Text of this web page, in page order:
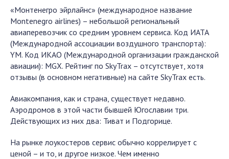
«Монтенегро эйрлайнс» (международное название
Montenegro airlines) – небольшой региональный
авиаперевозчик со средним уровнем сервиса. Код ИАТА
(Международной ассоциации воздушного транспорта):
YM. Код ИКАО (Международной организации гражданской
авиации): MGX. Рейтинг по SkyTrax – отсутствует, хотя
отзывы (в основном негативные) на сайте SkyTrax есть.
Авиакомпания, как и страна, существует недавно.
Аэродромов в этой части бывшей Югославии три.
Действующих из них два: Тиват и Подгорице.
На рынке лоукостеров сервис обычно коррелирует с
ценой – и то, и другое низкое. Чем именно